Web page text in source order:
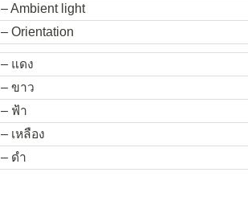
– Ambient light
– Orientation
– แดง
– ขาว
– ฟ้า
– เหลือง
– ดำ